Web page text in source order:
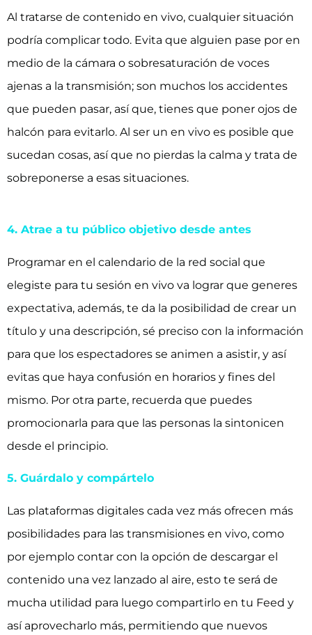
Al tratarse de contenido en vivo, cualquier situación
podría complicar todo. Evita que alguien pase por en
medio de la cámara o sobresaturación de voces
ajenas a la transmisión; son muchos los accidentes
que pueden pasar, así que, tienes que poner ojos de
halcón para evitarlo. Al ser un en vivo es posible que
sucedan cosas, así que no pierdas la calma y trata de
sobreponerse a esas situaciones.
4. Atrae a tu público objetivo desde antes
Programar en el calendario de la red social que
elegiste para tu sesión en vivo va lograr que generes
expectativa, además, te da la posibilidad de crear un
título y una descripción, sé preciso con la información
para que los espectadores se animen a asistir, y así
evitas que haya confusión en horarios y fines del
mismo. Por otra parte, recuerda que puedes
promocionarla para que las personas la sintonicen
desde el principio.
5. Guárdalo y compártelo
Las plataformas digitales cada vez más ofrecen más
posibilidades para las transmisiones en vivo, como
por ejemplo contar con la opción de descargar el
contenido una vez lanzado al aire, esto te será de
mucha utilidad para luego compartirlo en tu Feed y
así aprovecharlo más, permitiendo que nuevos